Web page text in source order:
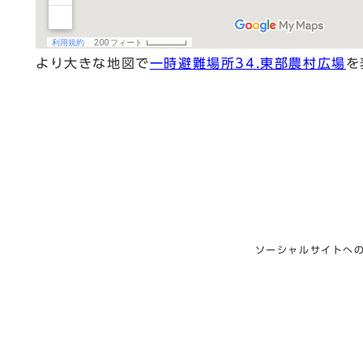
より大きな地図で一時避難場所34.東部農村広場を
ソーシャルサイトへ